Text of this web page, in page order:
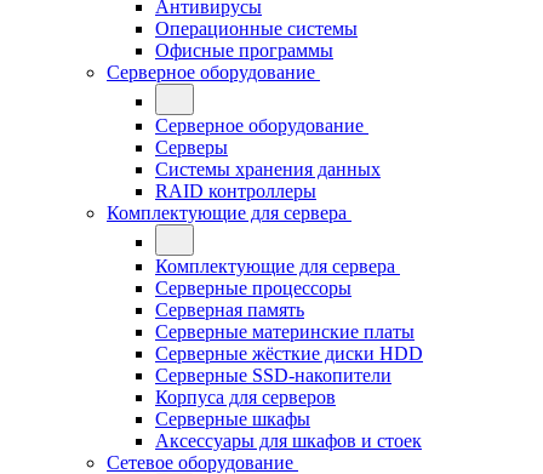
Антивирусы
Операционные системы
Офисные программы
Серверное оборудование
Серверное оборудование
Серверы
Системы хранения данных
RAID контроллеры
Комплектующие для сервера
Комплектующие для сервера
Серверные процессоры
Серверная память
Серверные материнские платы
Серверные жёсткие диски HDD
Серверные SSD-накопители
Корпуса для серверов
Серверные шкафы
Аксессуары для шкафов и стоек
Сетевое оборудование